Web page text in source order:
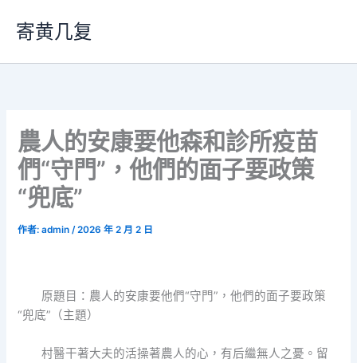
要
寄黄几复
農人的安康要他森和診所疫苗
們“守門”，他們的面子要政策
“兜底”
作者:admin/2026 年 2 月 2 日
原題目：農人的安康要他們“守門”，他們的面子要政策
“兜底”（主題）
村醫干著大夫的活操著農人的心，有后繼無人之憂。留